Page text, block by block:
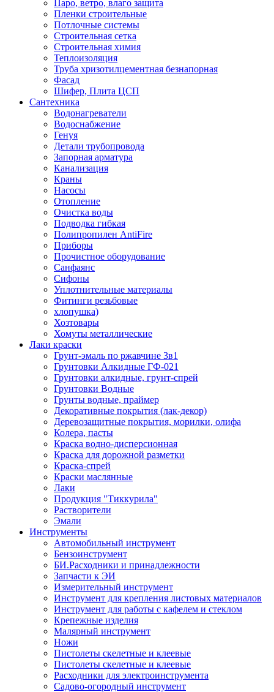
Паро, ветро, влаго защита
Пленки строительные
Потлочные системы
Строительная сетка
Строительная химия
Теплоизоляция
Труба хризотилцементная безнапорная
Фасад
Шифер, Плита ЦСП
Сантехника
Водонагреватели
Водоснабжение
Генуя
Детали трубопровода
Запорная арматура
Канализация
Краны
Насосы
Отопление
Очистка воды
Подводка гибкая
Полипропилен AntiFire
Приборы
Прочистное оборудование
Санфаянс
Сифоны
Уплотнительные материалы
Фитинги резьбовые
хлопушка)
Хозтовары
Хомуты металлические
Лаки краски
Грунт-эмаль по ржавчине 3в1
Грунтовки Алкидные ГФ-021
Грунтовки алкидные, грунт-спрей
Грунтовки Водные
Грунты водные, праймер
Декоративные покрытия (лак-декор)
Деревозащитные покрытия, морилки, олифа
Колера, пасты
Краска водно-дисперсионная
Краска для дорожной разметки
Краска-спрей
Краски маслянные
Лаки
Продукция "Тиккурила"
Растворители
Эмали
Инструменты
Автомобильный инструмент
Бензоинструмент
БИ.Расходники и принадлежности
Запчасти к ЭИ
Измерительный инструмент
Инструмент для крепления листовых материалов
Инструмент для работы с кафелем и стеклом
Крепежные изделия
Малярный инструмент
Ножи
Пистолеты скелетные и клеевые
Пистолеты скелетные и клеевые
Расходники для электроинструмента
Садово-огородный инструмент